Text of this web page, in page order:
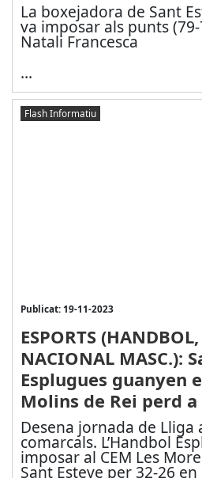
La boxejadora de Sant
va imposar als punts
Natali Francesca
...
Flash Informatiu
Publicat: 19-11-2023
ESPORTS
NACIONAL MASC.):
Esplugues guanyen
Molins de Rei perd a
Desena jornada de Lliga
comarcals. L’Handbol
imposar al CEM Les
Sant Esteve per 32-26 en